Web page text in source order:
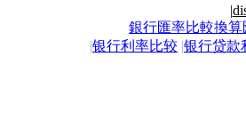
|
銀行匯率比較換算
|银行利率比较 |银行贷款